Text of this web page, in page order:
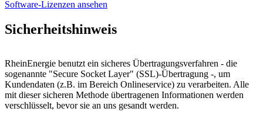
Software-Lizenzen ansehen
Sicherheitshinweis
RheinEnergie benutzt ein sicheres Übertragungsverfahren - die
sogenannte "Secure Socket Layer" (SSL)-Übertragung -, um
Kundendaten (z.B. im Bereich Onlineservice) zu verarbeiten. Alle
mit dieser sicheren Methode übertragenen Informationen werden
verschlüsselt, bevor sie an uns gesandt werden.